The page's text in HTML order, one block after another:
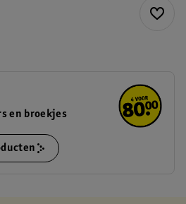
en broekjes